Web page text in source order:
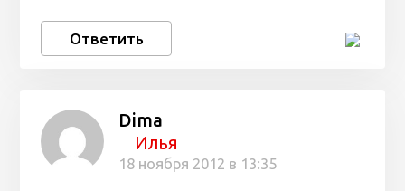
Ответить
Dima
Илья
18 ноября 2012 в 13:35